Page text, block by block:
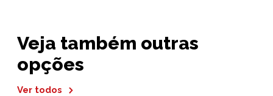
Veja também outras
opções
Ver todos